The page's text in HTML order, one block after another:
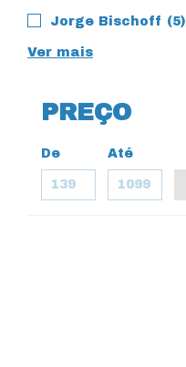
Jorge Bischoff (5)
Ver mais
PREÇO
De Até